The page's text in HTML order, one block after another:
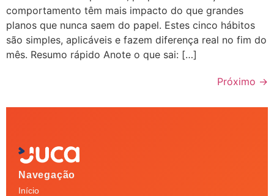
comportamento têm mais impacto do que grandes
planos que nunca saem do papel. Estes cinco hábitos
são simples, aplicáveis e fazem diferença real no fim do
mês. Resumo rápido Anote o que sai: […]
Próximo →
Navegação
Início